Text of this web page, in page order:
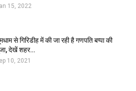
15, 2022
से गिरिडीह में की जा रही है गणपति बप्पा की
देखें शहर…
10, 2021